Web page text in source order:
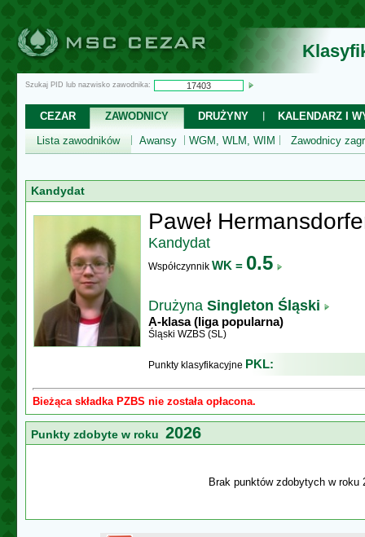
Szukaj PID lub nazwisko zawodnika:
CEZAR ZAWODNICY DRUŻYNY
KALENDARZ I
Lista zawodników
Awansy WGM, WLM, WIM Zawodnicy
Kandydat
Paweł
Kandydat
Współczynnik WK = 0.5
Drużyna Singleton Śląski
A-klasa (liga popularna)
Śląski WZBS (SL)
Punkty klasyfikacyjne PKL:
Bieżąca składka PZBS nie została opłacona.
Punkty zdobyte w roku 2026
Brak punktów zdobytych w roku